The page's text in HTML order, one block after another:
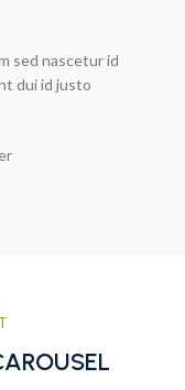
sed nascetur id
dui id justo